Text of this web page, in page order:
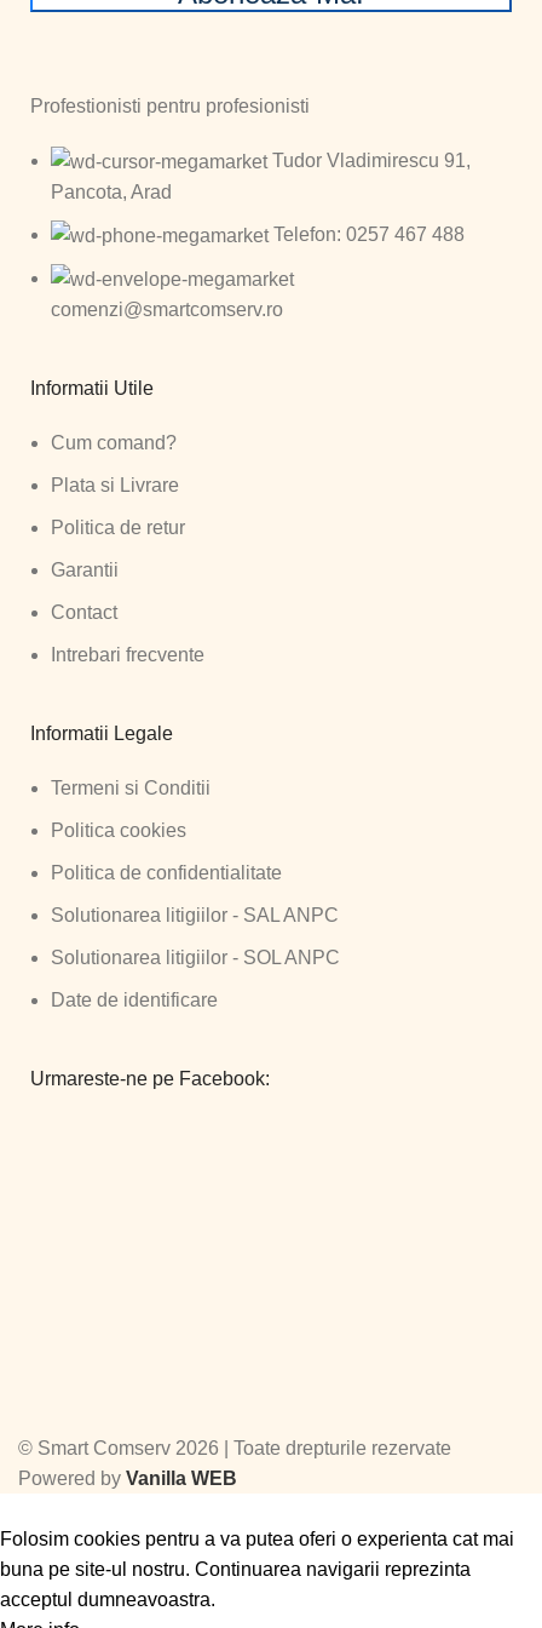
Profestionisti pentru profesionisti
Tudor Vladimirescu 91,
Pancota, Arad
Telefon: 0257 467 488
comenzi@smartcomserv.ro
Informatii Utile
Cum comand?
Plata si Livrare
Politica de retur
Garantii
Contact
Intrebari frecvente
Informatii Legale
Termeni si Conditii
Politica cookies
Politica de confidentialitate
Solutionarea litigiilor - SAL ANPC
Solutionarea litigiilor - SOL ANPC
Date de identificare
Urmareste-ne pe Facebook:
© Smart Comserv 2026 | Toate drepturile rezervate
Powered by Vanilla WEB
Folosim cookies pentru a va putea oferi o experienta cat mai
buna pe site-ul nostru. Continuarea navigarii reprezinta
acceptul dumneavoastra.